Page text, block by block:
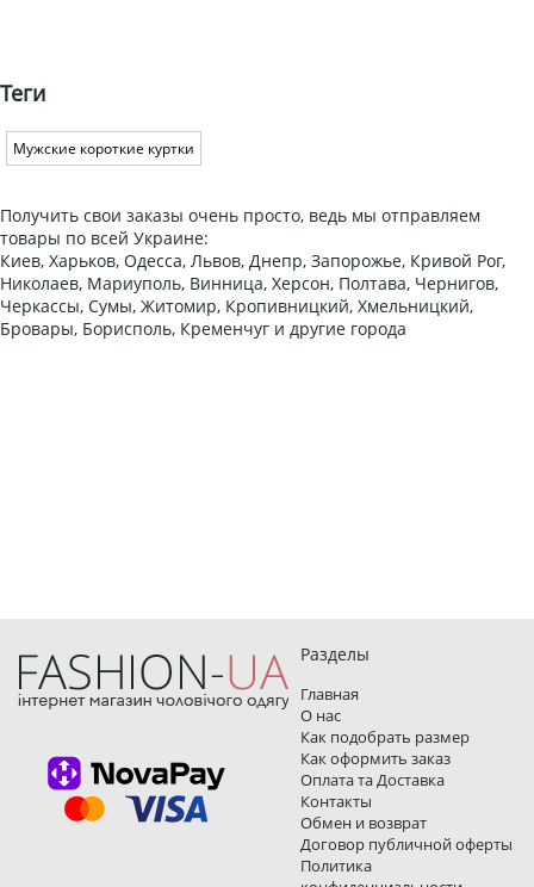
Теги
Мужские короткие куртки
Получить свои заказы очень просто, ведь мы отправляем
товары по всей Украине:
Киев, Харьков, Одесса, Львов, Днепр, Запорожье, Кривой Рог,
Николаев, Мариуполь, Винница, Херсон, Полтава, Чернигов,
Черкассы, Сумы, Житомир, Кропивницкий, Хмельницкий,
Бровары, Борисполь, Кременчуг и другие города
Разделы
Главная
О нас
Как подобрать размер
Как оформить заказ
Оплата та Доставка
Контакты
Обмен и возврат
Договор публичной оферты
Политика